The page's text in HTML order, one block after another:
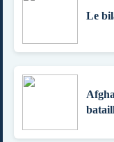
Le